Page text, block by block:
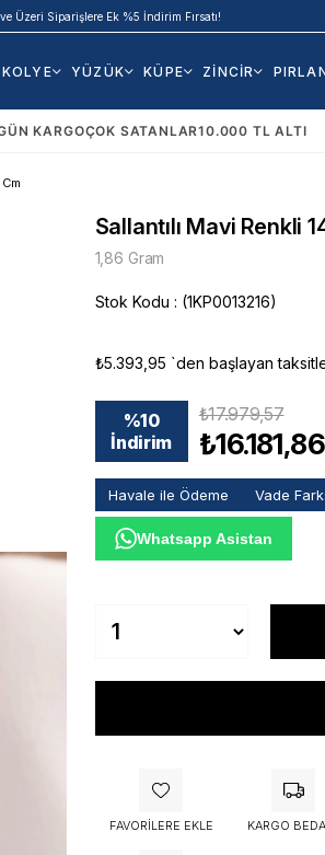
Üzeri Siparişlere Ek %5 İndirim Fırsatı!
KOLYE YÜZÜK KÜPE ZİNCİR
KARGOÇOK SATANLAR10.000 TL ALTI
Sallantılı Mavi Renkli
1,86 Gram
Stok Kodu (1KP0013216)
₺5.393,95 `den başlayan
%10
İndirim
₺17.979,57
₺16.181,86
Havale ile Ödeme Vade
Whatsapp Asistan
FAVORILERE EKLE KARGO